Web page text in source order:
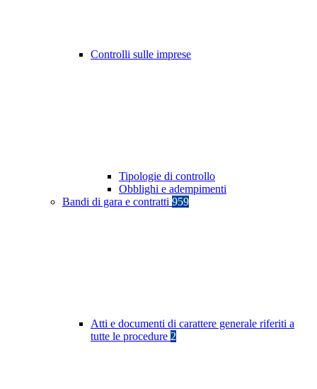
Controlli sulle imprese
Tipologie di controllo
Obblighi e adempimenti
Bandi di gara e contratti 959
Atti e documenti di carattere generale riferiti a
tutte le procedure 2